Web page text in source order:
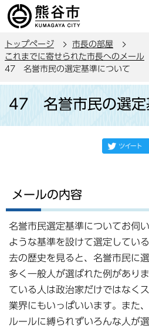
の
ー
ジ
で
トップページ
市長の部屋
これまでに寄せられた市長へのメール
47 名誉市民の選定基準について
47 名誉市民の選定
メールの内容
名誉市民選定基準についてお伺
ような基準を設けて選定してい
去の歴史を見ると、名誉市民に
多く一般人が選ばれた例があり
ている人は政治家だけではなく
業界にもいっぱいいます。また
ルールに縛られずいろんな人が